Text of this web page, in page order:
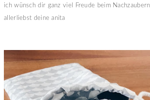
ich wünsch dir ganz viel Freude beim
allerliebst deine anita